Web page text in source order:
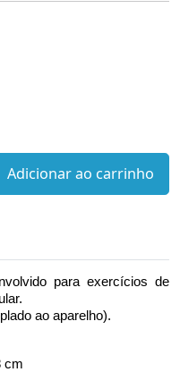
Adicionar ao carrinho
para exercícios de
ao aparelho).
cm